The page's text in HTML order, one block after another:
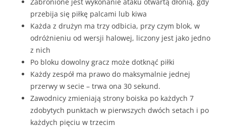
przebija się piłkę palcami lub kiwa
Każda z drużyn ma trzy odbicia, przy czym blok, w
odróżnieniu od wersji halowej, liczony jest jako jedno
z nich
Po bloku dowolny gracz może dotknąć piłki
Każdy zespół ma prawo do maksymalnie jednej
przerwy w secie – trwa ona 30 sekund.
Zawodnicy zmieniają strony boiska po każdych 7
zdobytych punktach w pierwszych dwóch setach i po
każdych pięciu w trzecim